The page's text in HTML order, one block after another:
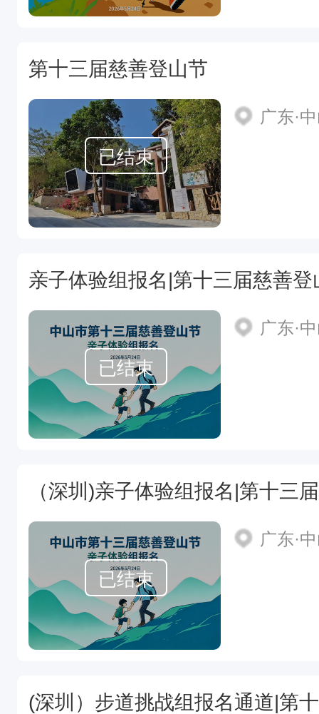
第十三届慈善登山节
已结束
广东·
亲子体验组报名|第十三届慈善登
已结束
广东·
（深圳)亲子体验组报名|第十三
已结束
广东·
(深圳）步道挑战组报名通道|第